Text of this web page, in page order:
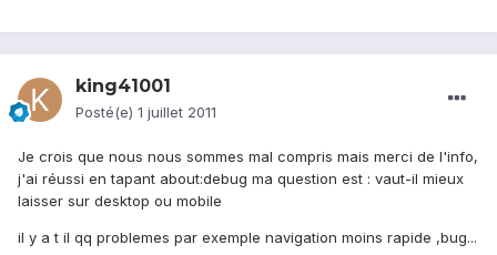
king41001
Posté(e) 1 juillet 2011
Je crois que nous nous sommes mal compris mais merci de l'info,
j'ai réussi en tapant about:debug ma question est : vaut-il mieux
laisser sur desktop ou mobile
il y a t il qq problemes par exemple navigation moins rapide ,bug...